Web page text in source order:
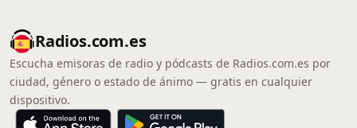
Radios.com.es
Escucha emisoras de radio y pódcasts de Radios.com.es por
ciudad, género o estado de ánimo — gratis en cualquier
dispositivo.